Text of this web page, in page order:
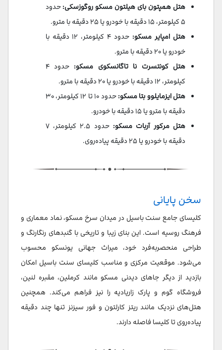
هتل همپتون بای هیلتون مسکو روگوزسکی:حدود
۵ کیلومتر، ۱۵ دقیقه با خودرو یا ۲۵ دقیقه با مترو.
هتل امپایر مسکو:
حدود ۴ کیلومتر، ۱۲ دقیقه با
خودرو یا ۲۰ دقیقه با مترو.
هتل کونتسرت نا تاگانسکوی مسکو:
حدود ۴
کیلومتر، ۱۲ دقیقه با خودرو یا ۲۰ دقیقه با مترو.
هتل ایزمایلوو بتا مسکو:
حدود ۱۰ تا ۱۲ کیلومتر، ۳۰
دقیقه با مترو یا ۱۵ دقیقه با خودرو.
هتل مرکور آربات مسکو:
حدود ۲.۵ کیلومتر، ۷
دقیقه با خودرو یا ۲۵ دقیقه پیاده‌روی.
سخن پایانی
کلیسای جامع سنت باسیل در میدان سرخ مسکو، نماد معماری و
فرهنگ روسیه است. این بنای زیبا و تاریخی با گنبدهای رنگارنگ و
طراحی منحصربه‌فرد خود، میراث جهانی یونسکو محسوب
می‌شود. موقعیت مرکزی و مناسب کلیسای سنت باسیل امکان
بازدید از دیگر جاهای دیدنی مسکو مانند کرملین، مقبره لنین،
فروشگاه گوم و پارک زاریادیه را نیز فراهم می‌کند. همچنین
هتل‌های نزدیک مانند ریتز کارلتون و فور سیزنز تنها چند دقیقه
پیاده‌روی تا کلیسا فاصله دارند.